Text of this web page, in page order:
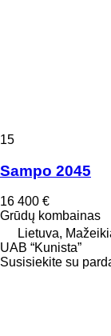
15
Sampo 2045
16 400 €
Grūdų kombainas
Lietuva,
UAB “Kunista”
Susisiekite su